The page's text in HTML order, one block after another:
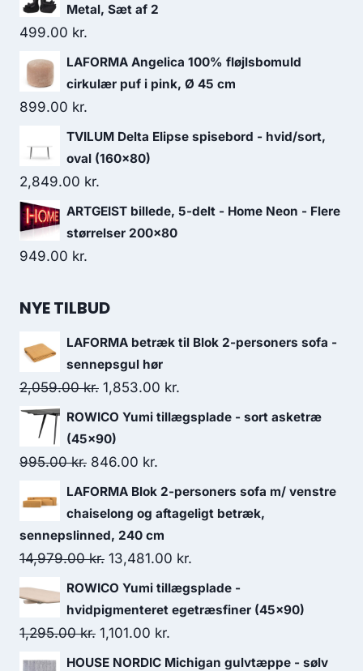
Metal, Sæt af 2
499.00 kr.
LAFORMA Angelica 100% fløjlsbomuld
cirkulær puf i pink, Ø 45 cm
899.00 kr.
TVILUM Delta Elipse spisebord - hvid/sort,
oval (160x80)
2,849.00 kr.
ARTGEIST billede, 5-delt - Home Neon - Flere
størrelser 200x80
949.00 kr.
NYE TILBUD
LAFORMA betræk til Blok 2-personers sofa -
sennepsgul hør
2,059.00kr. 1,853.00 kr.
ROWICO Yumi tillægsplade - sort asketræ
(45x90)
995.00kr. 846.00 kr.
LAFORMA Blok 2-personers sofa m/ venstre
chaiselong og aftageligt betræk,
sennepslinned, 240 cm
14,979.00kr. 13,481.00 kr.
ROWICO Yumi tillægsplade -
hvidpigmenteret egetræsfiner (45x90)
1,295.00kr. 1,101.00 kr.
HOUSE NORDIC Michigan gulvtæppe - sølv